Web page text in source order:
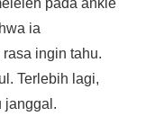
pada ankle
ia
ingin tahu.
Terlebih lagi,
janggal.